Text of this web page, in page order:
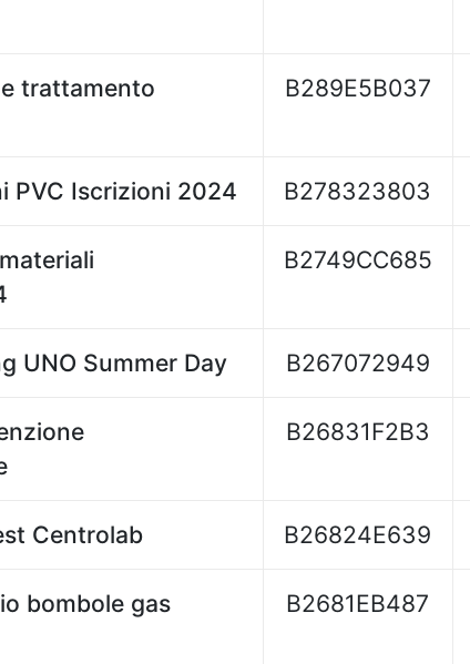
trattamento
B289E5B037
PVC Iscrizioni 2024 B278323803
B2749CC685
UNO Summer Day B267072949
B26831F2B3
Centrolab B26824E639
bombole gas
B2681EB487